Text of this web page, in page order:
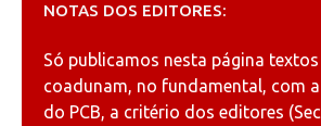
NOTAS DOS EDITORES:
Só publicamos nesta página
coadunam, no fundamental, com
do PCB, a critério dos editores